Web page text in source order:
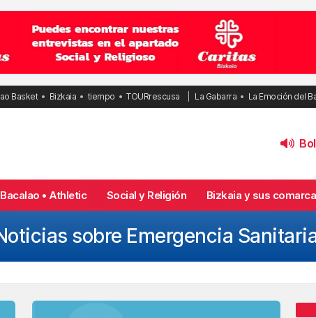
Basket Bizkaia tiempo TOURrescusa La Gabarra La Emoción del
Bacalao • Athletic Social y Religión Bizkaia y sus
sobre Emergencia